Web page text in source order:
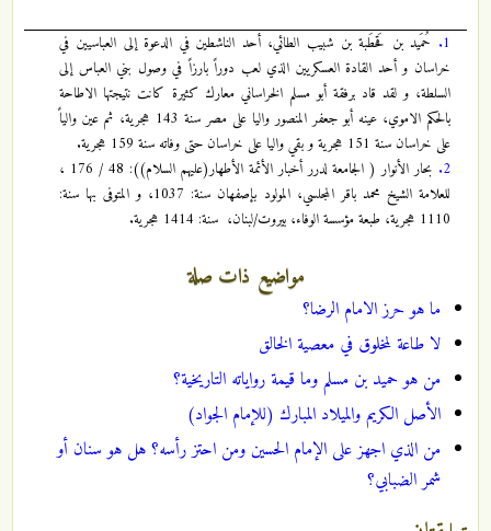
1. حُمَيد بن قَحطَبة بن شبيب الطائي، أحد الناشطين في الدعوة إلى العباسيين في
خراسان و أحد القادة العسكريين الذي لعب دوراً بارزاً في وصول بني العباس إلى
السلطة، و لقد قاد برفقة أبو مسلم الخراساني معارك كثيرة كانت نتيجتها الاطاحة
بالحكم الاموي، عينه أبو جعفر المنصور واليا على مصر سنة 143 هجرية، ثم عين والياً
على خراسان سنة 151 هجرية و بقي واليا على خراسان حتى وفاته سنة 159 هجرية.
2.
بحار الأنوار ( الجامعة لدرر أخبار الأئمة الأطهار(عليهم السلام)): 48 / 176 ،
للعلامة الشيخ محمد باقر المجلسي، المولود بإصفهان سنة: 1037، و المتوفى بها سنة:
1110 هجرية، طبعة مؤسسة الوفاء، بيروت/لبنان، سنة: 1414 هجرية.
مواضيع ذات صلة
ما هو حرز الامام الرضا؟
لا طاعة لمخلوق في معصية الخالق
من هو حميد بن مسلم وما قيمة رواياته التاريخية؟
الأصل الكريم والميلاد المبارك (للإمام الجواد)
من الذي اجهز على الإمام الحسين ومن احتز رأسه؟ هل هو سنان أو
شمر الضبابي؟